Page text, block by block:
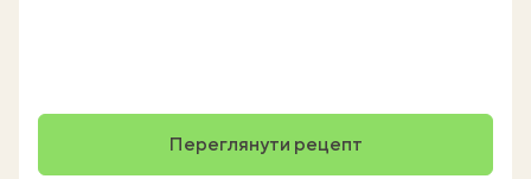
Переглянути рецепт